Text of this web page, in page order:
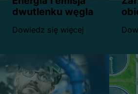
dwutlenku węgla
Dowiedz się więcej